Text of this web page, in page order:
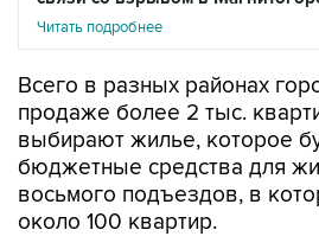
Читать подробнее
Всего в разных районах
продаже более 2 тыс.
выбирают жилье, которое
бюджетные средства для
восьмого подъездов, в
около 100 квартир.